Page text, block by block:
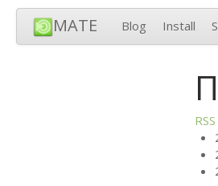
MATE Blog Install
RSS